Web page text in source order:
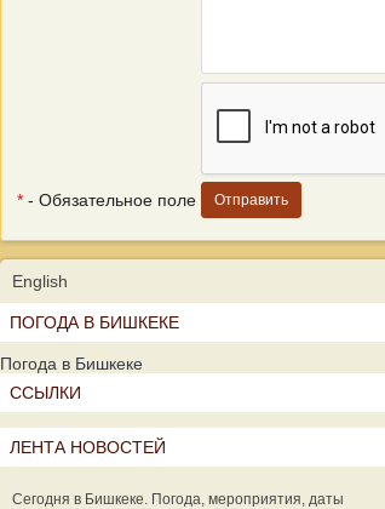
* - Обязательное поле
English
ПОГОДА В БИШКЕКЕ
Погода в Бишкеке
ССЫЛКИ
ЛЕНТА НОВОСТЕЙ
Сегодня в Бишкеке. Погода, мероприятия, даты